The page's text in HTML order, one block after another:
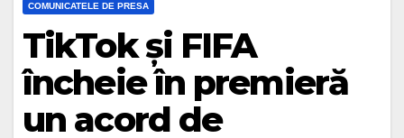
COMUNICATELE DE PRESA
TikTok și FIFA
încheie în premieră
un acord de